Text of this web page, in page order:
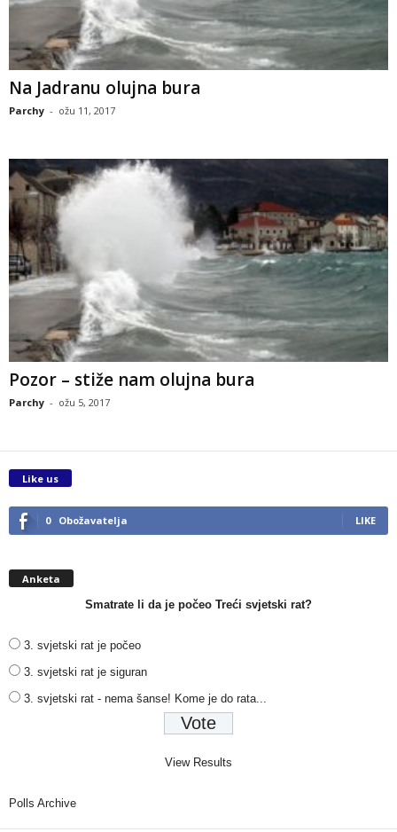
Na Jadranu olujna bura
Parchy - ožu 11, 2017
Pozor – stiže nam olujna bura
Parchy - ožu 5, 2017
Like us
0 Obožavatelja LIKE
Anketa
Smatrate li da je počeo Treći svjetski rat?
3. svjetski rat je počeo
3. svjetski rat je siguran
3. svjetski rat - nema šanse! Kome je do rata...
View Results
Polls Archive